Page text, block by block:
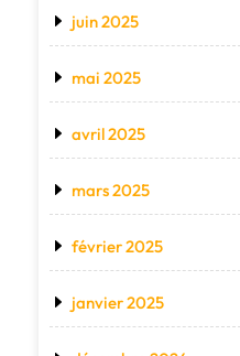
juin 2025
mai 2025
avril 2025
mars 2025
février 2025
janvier 2025